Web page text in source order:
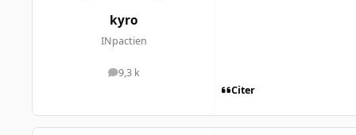
kyro
INpactien
9,3 k
messages
Citer